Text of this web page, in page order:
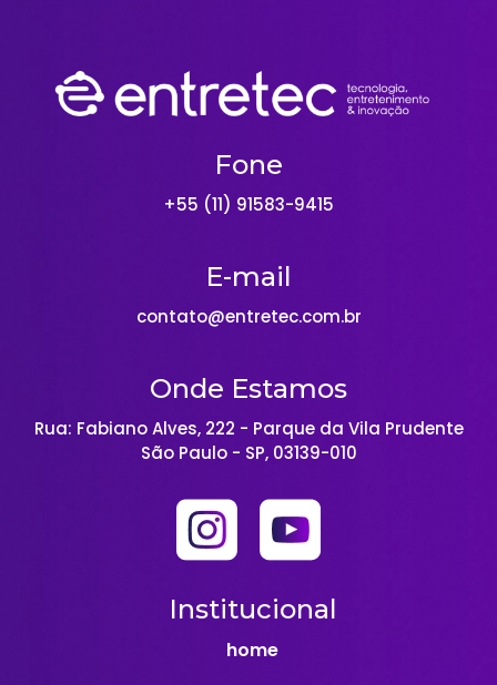
Fone
+55 (11) 91583-9415
E-mail
contato@entretec.com.br
Onde Estamos
Rua: Fabiano Alves, 222 - Parque da Vila Prudente
São Paulo - SP, 03139-010
Institucional
home